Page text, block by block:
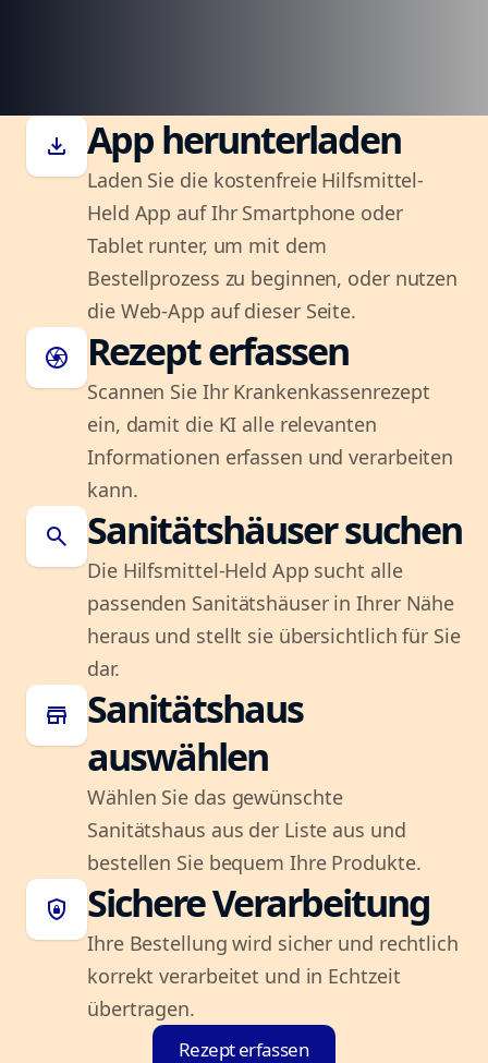
download App herunterladen
Laden Sie die kostenfreie Hilfsmittel-
Held App auf Ihr Smartphone oder
Tablet runter, um mit dem
Bestellprozess zu beginnen, oder nutzen
die Web-App auf dieser Seite.
camera Rezept erfassen
Scannen Sie Ihr Krankenkassenrezept
ein, damit die KI alle relevanten
Informationen erfassen und verarbeiten
kann.
search Sanitätshäuser suchen
Die Hilfsmittel-Held App sucht alle
passenden Sanitätshäuser in Ihrer Nähe
heraus und stellt sie übersichtlich für Sie
dar.
store
Sanitätshaus
auswählen
Wählen Sie das gewünschte
Sanitätshaus aus der Liste aus und
bestellen Sie bequem Ihre Produkte.
shield_lock Sichere Verarbeitung
Ihre Bestellung wird sicher und rechtlich
korrekt verarbeitet und in Echtzeit
übertragen.
Rezept erfassen